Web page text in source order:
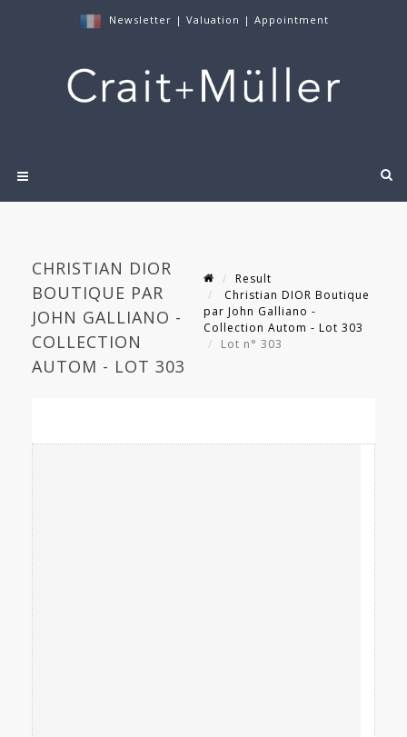
Newsletter | Valuation | Appointment
CHRISTIAN DIOR
BOUTIQUE PAR
JOHN GALLIANO -
COLLECTION
AUTOM - LOT 303
Result
Christian DIOR Boutique
par John Galliano -
Collection Autom - Lot 303
Lot n° 303